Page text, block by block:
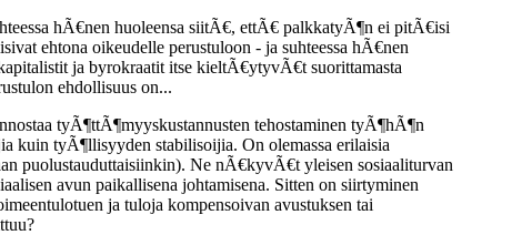
hÃ€nen huoleensa siitÃ€, ettÃ€ palkkatyÃ¶n ei pitÃ€isi
ehtona oikeudelle perustuloon - ja suhteessa hÃ€nen
ja byrokraatit itse kieltÃ€ytyvÃ€t suorittamasta
ehdollisuus on...
tyÃ¶ttÃ¶myyskustannusten tehostaminen tyÃ¶hÃ¶n
kuin tyÃ¶llisyyden stabilisoijia. On olemassa erilaisia
puolustauduttaisiinkin). Ne nÃ€kyvÃ€t yleisen sosiaaliturvan
avun paikallisena johtamisena. Sitten on siirtyminen
ja tuloja kompensoivan avustuksen tai